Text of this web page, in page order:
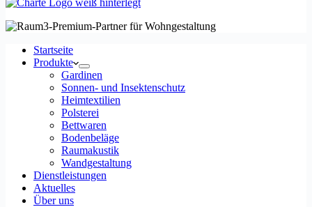
Startseite
Produkte
Gardinen
Sonnen- und Insektenschutz
Heimtextilien
Polsterei
Bettwaren
Bodenbeläge
Raumakustik
Wandgestaltung
Dienstleistungen
Aktuelles
Über uns